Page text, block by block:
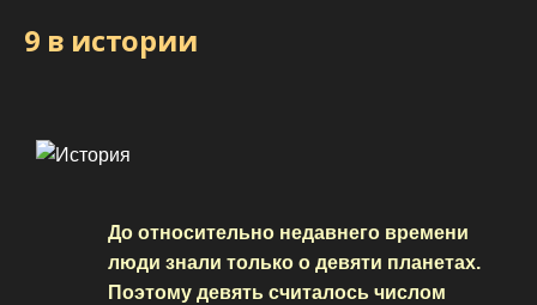
9 в истории
До относительно недавнего времени
люди знали только о девяти планетах.
Поэтому девять считалось числом